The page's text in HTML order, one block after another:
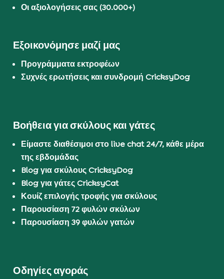
Οι αξιολογήσεις σας (30.000+)
Εξοικονόμησε μαζί μας
Προγράμματα εκτροφέων
Συχνές ερωτήσεις και συνδρομή CricksyDog
Βοήθεια για σκύλους και γάτες
Είμαστε διαθέσιμοι στο live chat 24/7, κάθε μέρα
της εβδομάδας
Blog για σκύλους CricksyDog
Blog για γάτες CricksyCat
Κουίζ επιλογής τροφής για σκύλους
Παρουσίαση 72 φυλών σκύλων
Παρουσίαση 39 φυλών γατών
Οδηγίες αγοράς